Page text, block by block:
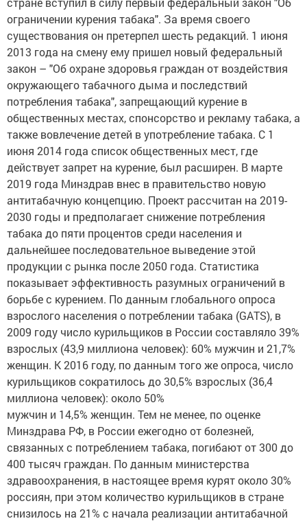
ограничении курения табака". За время своего
существования он претерпел шесть редакций. 1 июня
2013 года на смену ему пришел новый федеральный
закон – "Об охране здоровья граждан от воздействия
окружающего табачного дыма и последствий
потребления табака", запрещающий курение в
общественных местах, спонсорство и рекламу табака, а
также вовлечение детей в употребление табака. С 1
июня 2014 года список общественных мест, где
действует запрет на курение, был расширен. В марте
2019 года Минздрав внес в правительство новую
антитабачную концепцию. Проект рассчитан на 2019-
2030 годы и предполагает снижение потребления
табака до пяти процентов среди населения и
дальнейшее последовательное выведение этой
продукции с рынка после 2050 года. Статистика
показывает эффективность разумных ограничений в
борьбе с курением. По данным глобального опроса
взрослого населения о потреблении табака (GATS), в
2009 году число курильщиков в России составляло 39%
взрослых (43,9 миллиона человек): 60% мужчин и 21,7%
женщин. К 2016 году, по данным того же опроса, число
курильщиков сократилось до 30,5% взрослых (36,4
миллиона человек): около 50%
мужчин и 14,5% женщин. Тем не менее, по оценке
Минздрава РФ, в России ежегодно от болезней,
связанных с потреблением табака, погибают от 300 до
400 тысяч граждан. По данным министерства
здравоохранения, в настоящее время курят около 30%
россиян, при этом количество курильщиков в стране
снизилось на 21% с начала реализации антитабачной